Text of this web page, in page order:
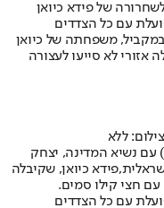
של פידא כיואן
עם כל הצדדים
משפחתה של כיואן
אזורי לא סייעו לעצורה
ללא
עם נשיא המדינה, יצחק
פידא כיואן, שקיבלה
עם חצי קילו סמים.
עם כל הצדדים